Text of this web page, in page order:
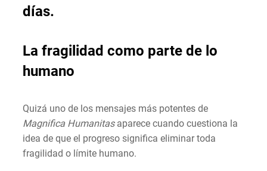
días.
La fragilidad como parte de lo
humano
Quizá uno de los mensajes más potentes de
Magnifica Humanitasaparece cuando cuestiona la
idea de que el progreso significa eliminar toda
fragilidad o límite humano.